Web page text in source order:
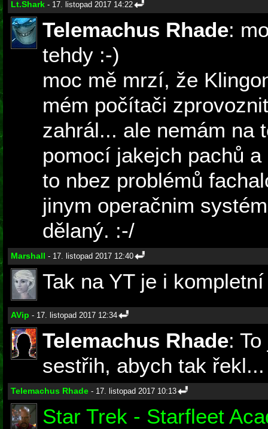
Lt.Shark - 17. listopad 2017 14:22
Telemachus Rhade:
tehdy :-)
moc mě mrzí, že
mém počítači
zahrál... ale nemám na
pomocí jakejch pachů
to nbez problémů
jinym operačnim
dělaný. :-/
Marshall - 17. listopad 2017 12:40
Tak na YT je i
AVip - 17. listopad 2017 12:34
Telemachus Rhade:
sestřih, abych tak řekl...
Telemachus Rhade - 17. listopad 2017 10:13
Star Trek - Starfleet